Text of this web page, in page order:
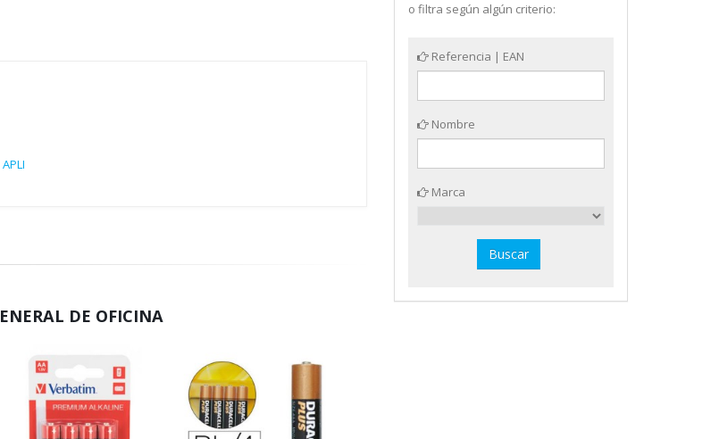
DE OFICINA
o filtra según algún criterio:
Referencia | EAN
Nombre
Marca